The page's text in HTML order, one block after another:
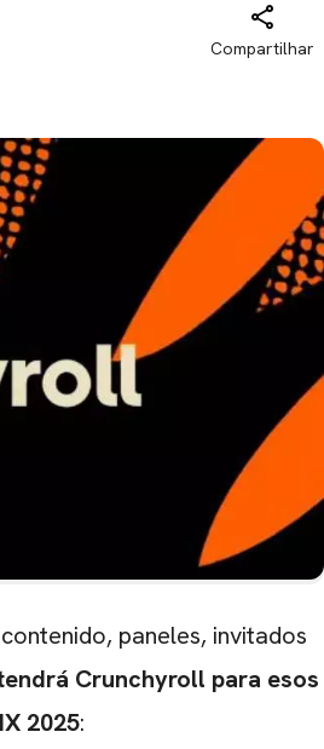
Compartilhar
paneles, invitados
Crunchyroll para esos
2025: